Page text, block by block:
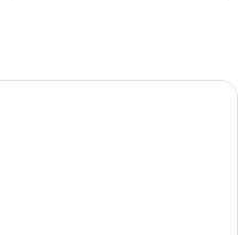
Una camera d'hotel con un letto, un